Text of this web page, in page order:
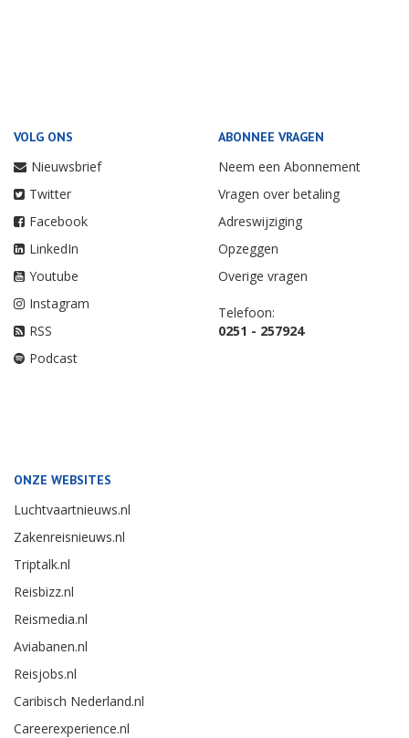
VOLG ONS
Nieuwsbrief
Twitter
Facebook
LinkedIn
Youtube
Instagram
RSS
Podcast
ABONNEE VRAGEN
Neem een Abonnement
Vragen over betaling
Adreswijziging
Opzeggen
Overige vragen
Telefoon:
0251 - 257924
ONZE WEBSITES
Luchtvaartnieuws.nl
Zakenreisnieuws.nl
Triptalk.nl
Reisbizz.nl
Reismedia.nl
Aviabanen.nl
Reisjobs.nl
Caribisch Nederland.nl
Careerexperience.nl